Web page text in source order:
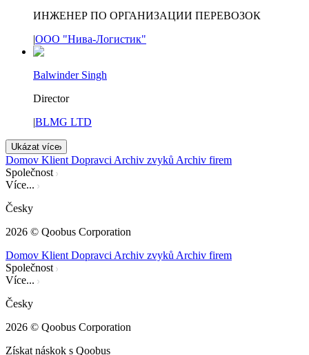
ИНЖЕНЕР ПО ОРГАНИЗАЦИИ ПЕРЕВОЗОК
|ООО "Нива-Логистик"
Balwinder Singh
Director
|BLMG LTD
Ukázat více
Domov Klient Dopravci Archiv zvyků Archiv firem
Společnost
Více...
Česky
2026 © Qoobus Corporation
Domov Klient Dopravci Archiv zvyků Archiv firem
Společnost
Více...
Česky
2026 © Qoobus Corporation
Získat náskok s Qoobus